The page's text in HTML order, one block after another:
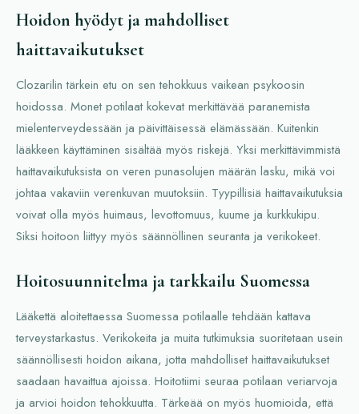
Hoidon hyödyt ja mahdolliset
haittavaikutukset
Clozarilin tärkein etu on sen tehokkuus vaikean psykoosin
hoidossa. Monet potilaat kokevat merkittävää paranemista
mielenterveydessään ja päivittäisessä elämässään. Kuitenkin
lääkkeen käyttäminen sisältää myös riskejä. Yksi merkittävimmistä
haittavaikutuksista on veren punasolujen määrän lasku, mikä voi
johtaa vakaviin verenkuvan muutoksiin. Tyypillisiä haittavaikutuksia
voivat olla myös huimaus, levottomuus, kuume ja kurkkukipu.
Siksi hoitoon liittyy myös säännöllinen seuranta ja verikokeet.
Hoitosuunnitelma ja tarkkailu Suomessa
Lääkettä aloitettaessa Suomessa potilaalle tehdään kattava
terveystarkastus. Verikokeita ja muita tutkimuksia suoritetaan usein
säännöllisesti hoidon aikana, jotta mahdolliset haittavaikutukset
saadaan havaittua ajoissa. Hoitotiimi seuraa potilaan veriarvoja
ja arvioi hoidon tehokkuutta. Tärkeää on myös huomioida, että